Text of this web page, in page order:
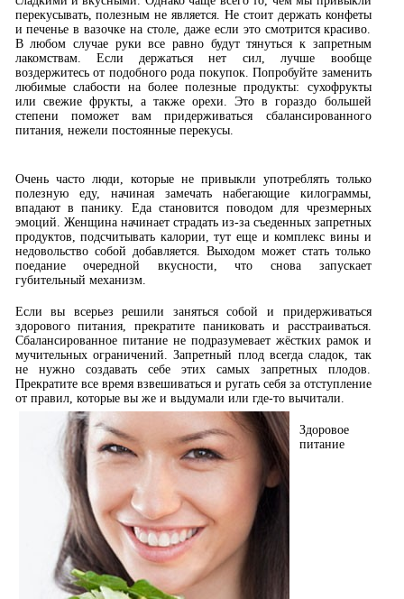
перекусывать, полезным не является. Не стоит держать конфеты
и печенье в вазочке на столе, даже если это смотрится красиво.
В любом случае руки все равно будут тянуться к запретным
лакомствам. Если держаться нет сил, лучше вообще
воздержитесь от подобного рода покупок. Попробуйте заменить
любимые слабости на более полезные продукты: сухофрукты
или свежие фрукты, а также орехи. Это в гораздо большей
степени поможет вам придерживаться сбалансированного
питания, нежели постоянные перекусы.
Очень часто люди, которые не привыкли употреблять только
полезную еду, начиная замечать набегающие килограммы,
впадают в панику. Еда становится поводом для чрезмерных
эмоций. Женщина начинает страдать из-за съеденных запретных
продуктов, подсчитывать калории, тут еще и комплекс вины и
недовольство собой добавляется. Выходом может стать только
поедание очередной вкусности, что снова запускает
губительный механизм.
Если вы всерьез решили заняться собой и придерживаться
здорового питания, прекратите паниковать и расстраиваться.
Сбалансированное питание не подразумевает жёстких рамок и
мучительных ограничений. Запретный плод всегда сладок, так
не нужно создавать себе этих самых запретных плодов.
Прекратите все время взвешиваться и ругать себя за отступление
от правил, которые вы же и выдумали или где-то вычитали.
Здоровое
питание